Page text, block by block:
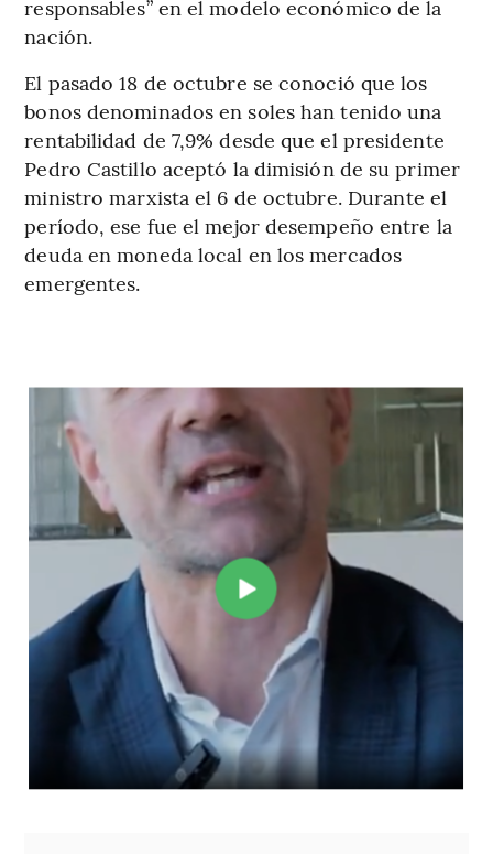
responsables” en el modelo económico de la
nación.
El pasado 18 de octubre se conoció que los
bonos denominados en soles han tenido una
rentabilidad de 7,9% desde que el presidente
Pedro Castillo aceptó la dimisión de su primer
ministro marxista el 6 de octubre. Durante el
período, ese fue el mejor desempeño entre la
deuda en moneda local en los mercados
emergentes.